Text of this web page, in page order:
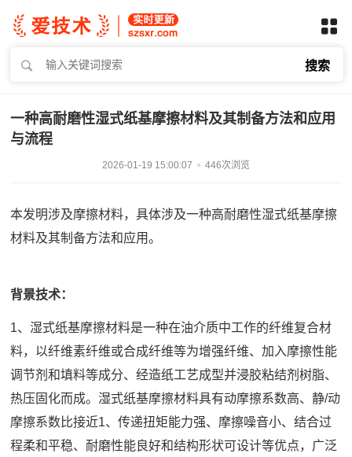
搜索
一种高耐磨性湿式纸基摩擦材料及其制备方法和应用
与流程
2026-01-19 15:00:07 446次浏览
本发明涉及摩擦材料，具体涉及一种高耐磨性湿式纸基摩擦
材料及其制备方法和应用。
背景技术：
1、湿式纸基摩擦材料是一种在油介质中工作的纤维复合材
料，以纤维素纤维或合成纤维等为增强纤维、加入摩擦性能
调节剂和填料等成分、经造纸工艺成型并浸胶粘结剂树脂、
热压固化而成。湿式纸基摩擦材料具有动摩擦系数高、静/动
摩擦系数比接近1、传递扭矩能力强、摩擦噪音小、结合过
程柔和平稳、耐磨性能良好和结构形状可设计等优点，广泛